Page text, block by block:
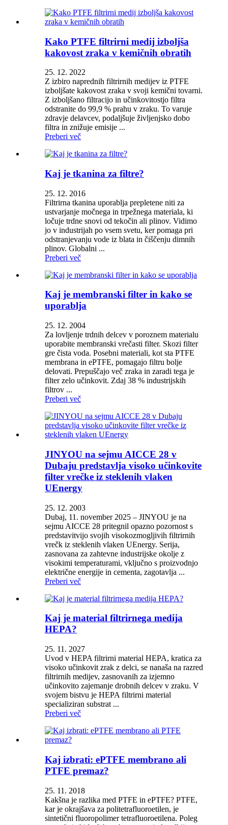
Kako PTFE filtrirni medij izboljša
kakovost zraka v kemičnih obratih
25. 12. 2022
Z izbiro naprednih filtrirnih medijev iz PTFE
izboljšate kakovost zraka v svoji kemični tovarni.
Z izboljšano filtracijo in učinkovitostjo filtra
odstranite do 99,9 % prahu v zraku. To varuje
zdravje delavcev, podaljšuje življenjsko dobo
filtra in znižuje emisije ...
Preberi več
Kaj je tkanina za filtre?
25. 12. 2016
Filtrirna tkanina uporablja prepletene niti za
ustvarjanje močnega in trpežnega materiala, ki
ločuje trdne snovi od tekočin ali plinov. Vidimo
jo v industrijah po vsem svetu, ker pomaga pri
odstranjevanju vode iz blata in čiščenju dimnih
plinov. Globalni ...
Preberi več
Kaj je membranski filter in kako se
uporablja
25. 12. 2004
Za lovljenje trdnih delcev v poroznem materialu
uporabite membranski vrečasti filter. Skozi filter
gre čista voda. Posebni materiali, kot sta PTFE
membrana in ePTFE, pomagajo filtru bolje
delovati. Prepuščajo več zraka in zaradi tega je
filter zelo učinkovit. Zdaj 38 % industrijskih
filtrov ...
Preberi več
JINYOU na sejmu AICCE 28 v
Dubaju predstavlja visoko učinkovite
filter vrečke iz steklenih vlaken
UEnergy
25. 12. 2003
Dubaj, 11. november 2025 – JINYOU je na
sejmu AICCE 28 pritegnil opazno pozornost s
predstavitvijo svojih visokozmogljivih filtrirnih
vrečk iz steklenih vlaken UEnergy. Serija,
zasnovana za zahtevne industrijske okolje z
visokimi temperaturami, vključno s proizvodnjo
električne energije in cementa, zagotavlja ...
Preberi več
Kaj je material filtrirnega medija
HEPA?
25. 11. 2027
Uvod v HEPA filtrirni material HEPA, kratica za
visoko učinkovit zrak z delci, se nanaša na razred
filtrirnih medijev, zasnovanih za izjemno
učinkovito zajemanje drobnih delcev v zraku. V
svojem bistvu je HEPA filtrirni material
specializiran substrat ...
Preberi več
Kaj izbrati: ePTFE membrano ali
PTFE premaz?
25. 11. 2018
Kakšna je razlika med PTFE in ePTFE? PTFE,
kar je okrajšava za politetrafluoroetilen, je
sintetični fluoropolimer tetrafluoroetilena. Poleg